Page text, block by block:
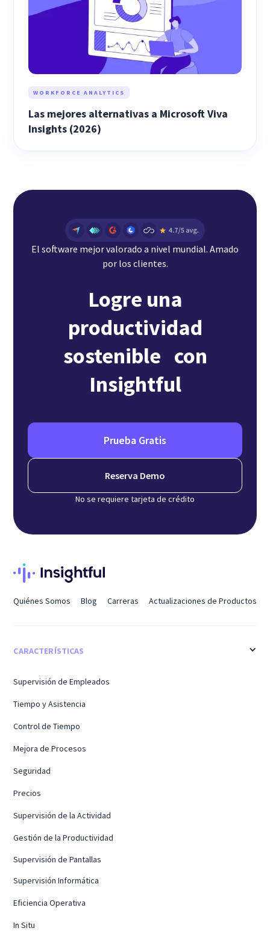
WORKFORCE ANALYTICS
Las mejores alternativas a Microsoft Viva
Insights (2026)
El software mejor valorado a nivel mundial. Amado
por los clientes.
Logre una
productividad
sostenible con
Insightful
Prueba Gratis
Reserva Demo
No se requiere tarjeta de crédito
Quiénes Somos Blog Carreras Actualizaciones de Productos
CARACTERÍSTICAS
Supervisión de Empleados
Tiempo y Asistencia
Control de Tiempo
Mejora de Procesos
Seguridad
Precios
Supervisión de la Actividad
Gestión de la Productividad
Supervisión de Pantallas
Supervisión Informática
Eficiencia Operativa
In Situ